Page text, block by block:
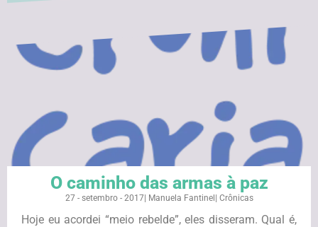
O caminho das armas à paz
27 - setembro - 2017| Manuela Fantinel Crônicas
Hoje eu acordei “meio rebelde”, eles disseram. Qual é,